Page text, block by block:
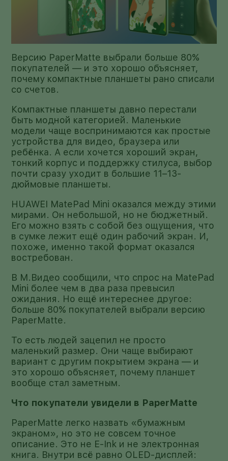
Версию PaperMatte выбрали больше 80%
покупателей — и это хорошо объясняет,
почему компактные планшеты рано списали
со счетов.
Компактные планшеты давно перестали
быть модной категорией. Маленькие
модели чаще воспринимаются как простые
устройства для видео, браузера или
ребёнка. А если хочется хороший экран,
тонкий корпус и поддержку стилуса, выбор
почти сразу уходит в большие 11–13-
дюймовые планшеты.
HUAWEI MatePad Mini оказался между этими
мирами. Он небольшой, но не бюджетный.
Его можно взять с собой без ощущения, что
в сумке лежит ещё один рабочий экран. И,
похоже, именно такой формат оказался
востребован.
В М.Видео сообщили, что спрос на MatePad
Mini более чем в два раза превысил
ожидания. Но ещё интереснее другое:
больше 80% покупателей выбрали версию
PaperMatte.
То есть людей зацепил не просто
маленький размер. Они чаще выбирают
вариант с другим покрытием экрана — и
это хорошо объясняет, почему планшет
вообще стал заметным.
Что покупатели увидели в PaperMatte
PaperMatte легко назвать «бумажным
экраном», но это не совсем точное
описание. Это не E-Ink и не электронная
книга. Внутри всё равно OLED-дисплей: